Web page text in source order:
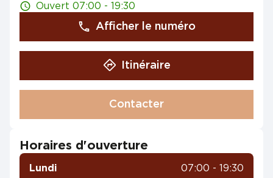
Ouvert 07:00 - 19:30
Afficher le numéro
Itinéraire
Contacter
Horaires d'ouverture
Lundi 07:00 - 19:30